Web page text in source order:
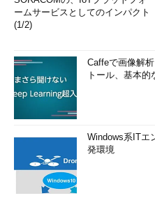
ームサービスとしてのインパクト
(1/2)
Caffeで画像解
トール、基本的
Windows系ITエ
発環境